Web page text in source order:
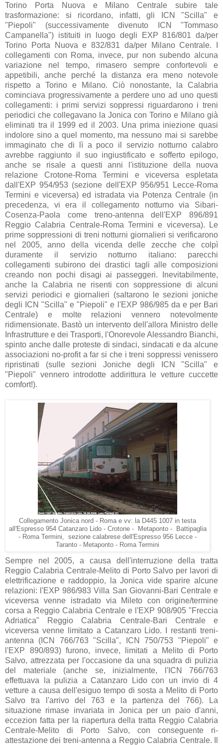
Torino Porta Nuova e Milano Centrale subire tale
trasformazione: si ricordano, infatti, gli ICN "Scilla" e
"Piepoli" (successivamente divenuto ICN "Tommaso
Campanella") istituiti in luogo degli EXP 816/801 da/per
Torino Porta Nuova e 832/831 da/per Milano Centrale. I
collegamenti con Roma, invece, pur non subendo alcuna
variazione nel tempo, rimasero sempre confortevoli e
appetibili, anche perché la distanza era meno notevole
rispetto a Torino e Milano. Ciò nonostante, la Calabria
cominciava progressivamente a perdere uno ad uno questi
collegamenti: i primi servizi soppressi riguardarono i treni
periodici che collegavano la Jonica con Torino e Milano già
eliminati tra il 1999 ed il 2003. Una prima iniezione quasi
indolore sino a quel momento, ma nessuno mai si sarebbe
immaginato che di lì a poco il servizio notturno calabro
avrebbe raggiunto il suo ingiustificato e sofferto epilogo,
anche se risale a questi anni l'istituzione della nuova
relazione Crotone-Roma Termini e viceversa espletata
dall'EXP 954/953 (sezione dell'EXP 956/951 Lecce-Roma
Termini e viceversa) ed istradata via Potenza Centrale (in
precedenza, vi era il collegamento notturno via Sibari-
Cosenza-Paola come treno-antenna dell'EXP 896/891
Reggio Calabria Centrale-Roma Termini e viceversa). Le
prime soppressioni di treni notturni giornalieri si verificarono
nel 2005, anno della vicenda delle zecche che colpì
duramente il servizio notturno italiano: parecchi
collegamenti subirono dei drastici tagli alle composizioni
creando non pochi disagi ai passeggeri. Inevitabilmente,
anche la Calabria ne risenti con soppressione di alcuni
servizi periodici e giornalieri (saltarono le sezioni joniche
degli ICN "Scilla" e "Piepoli" e l'EXP 986/985 da e per Bari
Centrale) e molte relazioni vennero notevolmente
ridimensionate. Bastò un intervento dell'allora Ministro delle
Infrastrutture e dei Trasporti, l'Onorevole Alessandro Bianchi,
spinto anche dalle proteste di sindaci, sindacati e da alcune
associazioni no-profit a far si che i treni soppressi venissero
ripristinati (sulle sezioni Joniche degli ICN "Scilla" e
"Piepoli" vennero introdotte addirittura le vetture cuccette
comfort!).
Collegamento Jonica nord - Roma e vv: la D445 1007 in testa
all'Espresso 954 Catanzaro Lido - Crotone - Metaponto - Battipaglia
- Roma Termini, sezione calabrese dell'Espresso 956 Lecce -
Taranto - Metaponto - Roma Termini
Sempre nel 2005, a causa dell'interruzione della tratta
Reggio Calabria Centrale-Melito di Porto Salvo per lavori di
elettrificazione e raddoppio, la Jonica vide sparire alcune
relazioni: l'EXP 986/983 Villa San Giovanni-Bari Centrale e
viceversa venne istradato via Mileto con origine/termine
corsa a Reggio Calabria Centrale e l'EXP 908/905 "Freccia
Adriatica" Reggio Calabria Centrale-Bari Centrale e
viceversa venne limitato a Catanzaro Lido. I restanti treni-
antenna (ICN 766/763 "Scilla", ICN 750/753 "Piepoli" e
l'EXP 890/893) furono, invece, limitati a Melito di Porto
Salvo, attrezzata per l'occasione da una squadra di pulizia
del materiale (anche se, inizialmente, l'ICN 766/763
effettuava la pulizia a Catanzaro Lido con un invio di 4
vetture a causa dell'esiguo tempo di sosta a Melito di Porto
Salvo tra l'arrivo del 763 e la partenza del 766). La
situazione rimase invariata in Jonica per un paio d'anni,
eccezion fatta per la riapertura della tratta Reggio Calabria
Centrale-Melito di Porto Salvo, con conseguente ri-
attestazione dei treni-antenna a Reggio Calabria Centrale. Il